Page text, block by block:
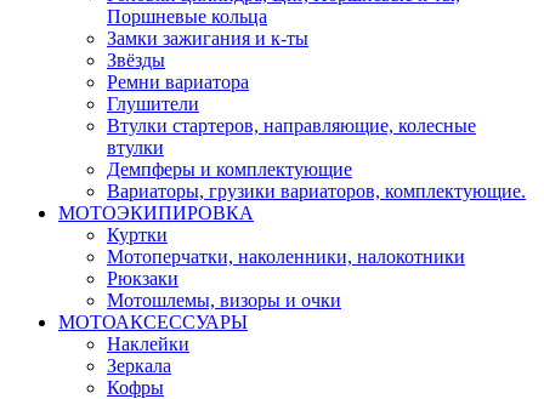
Поршневые кольца
Замки зажигания и к-ты
Звёзды
Ремни вариатора
Глушители
Втулки стартеров, направляющие, колесные
втулки
Демпферы и комплектующие
Вариаторы, грузики вариаторов, комплектующие.
МОТОЭКИПИРОВКА
Куртки
Мотоперчатки, наколенники, налокотники
Рюкзаки
Мотошлемы, визоры и очки
МОТОАКСЕССУАРЫ
Наклейки
Зеркала
Кофры